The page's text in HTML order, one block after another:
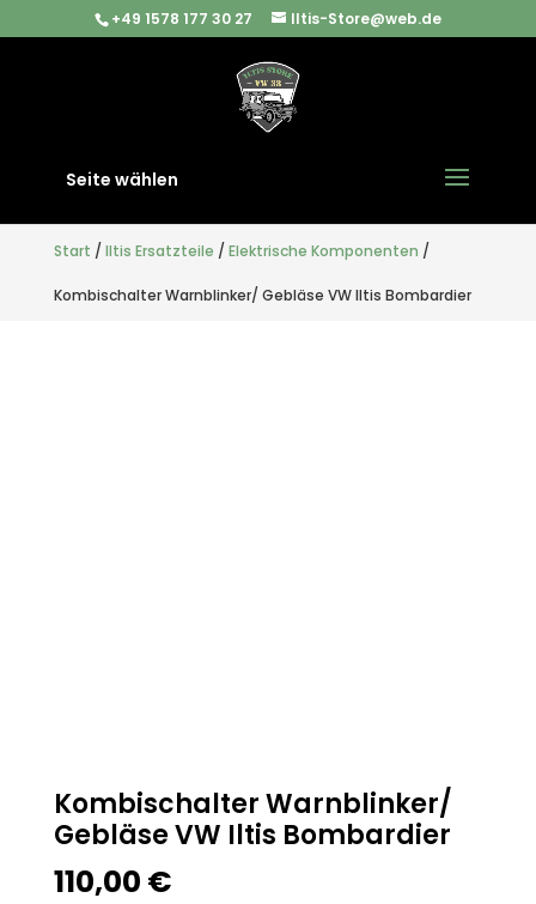
+49 1578 177 30 27 Iltis-Store@web.de
Seite wählen
Start / Iltis Ersatzteile / Elektrische Komponenten /
Kombischalter Warnblinker/ Gebläse VW Iltis Bombardier
Kombischalter Warnblinker/
Gebläse VW Iltis Bombardier
110,00 €